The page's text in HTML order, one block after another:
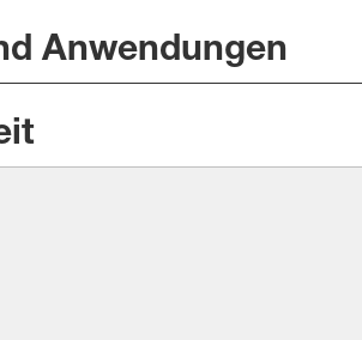
Anwendungen